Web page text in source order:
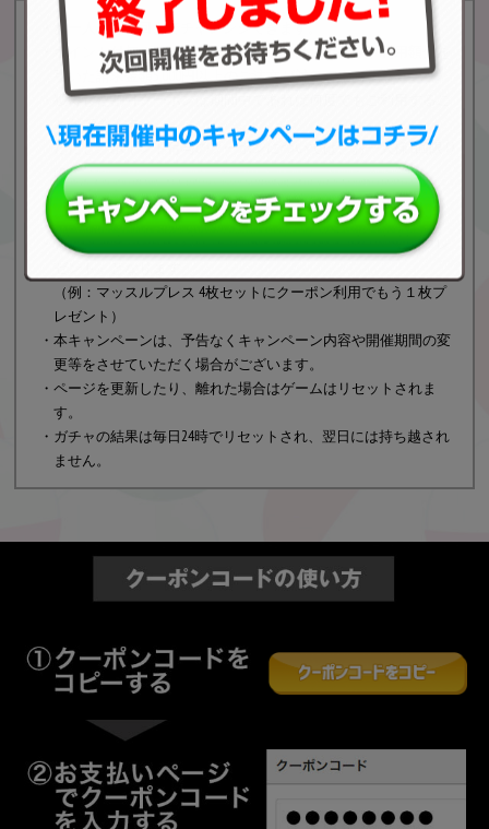
・お一人様1日3回までチャレンジできます。
・ポイント付与のクーポン特典については、ポイント利用額分を
引いた請求金額5,000円以上のご注文が対象です。
・獲得した割引クーポンは期間中であれば何度でもご利用するこ
とができます。
ただし、ポイント付与のクーポンについては、お一人様1回限り
のご利用となります。
・ポイントの付与は5月18日(月)より順次対応いたします。
その際はメールにてお知らせいたします。
・「商品もう1個プレゼント」は、セット購入の場合も「1個プレ
（例：マッスルプレス 4枚セットにクーポン利用でもう１枚プ
レゼント）
・本キャンペーンは、予告なくキャンペーン内容や開催期間の変
更等をさせていただく場合がございます。
・ページを更新したり、離れた場合はゲームはリセットされま
す。
・ガチャの結果は毎日24時でリセットされ、翌日には持ち越され
ません。